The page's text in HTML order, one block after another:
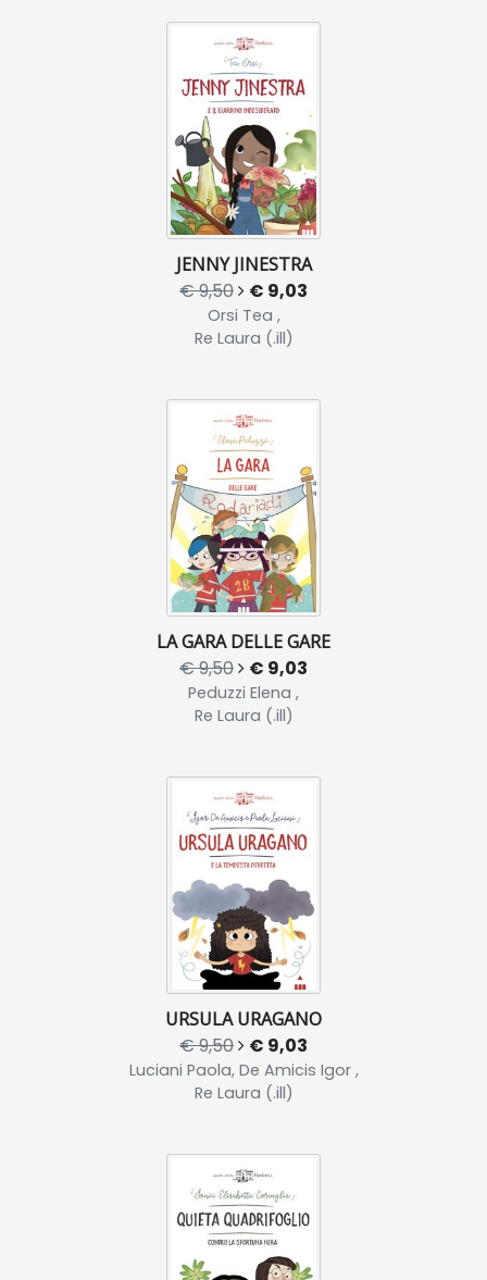
JENNY JINESTRA
€ 9,50 € 9,03
Orsi Tea ,
Re Laura (.ill)
LA GARA DELLE GARE
€ 9,50 € 9,03
Peduzzi Elena ,
Re Laura (.ill)
URSULA URAGANO
€ 9,50 € 9,03
Luciani Paola, De Amicis Igor ,
Re Laura (.ill)